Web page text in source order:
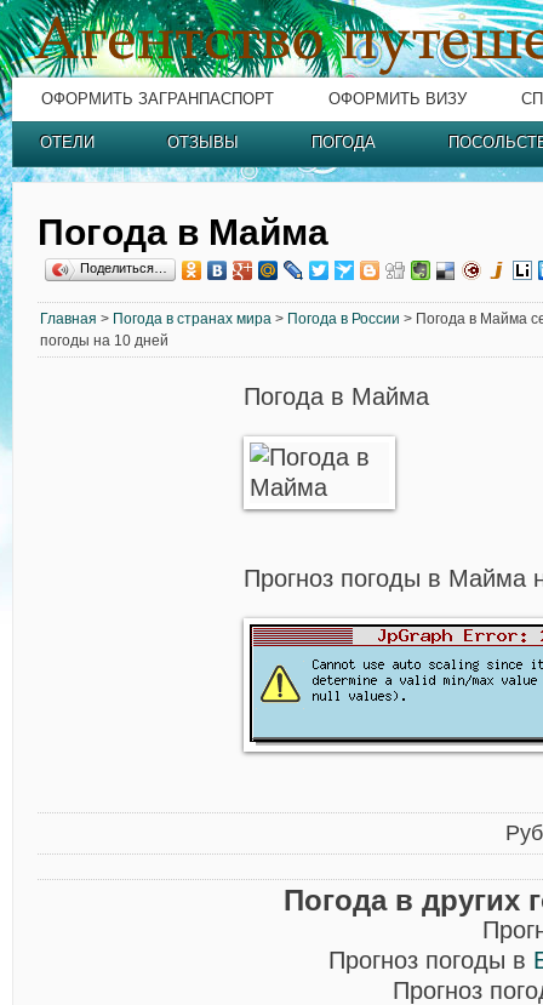
ОФОРМИТЬ ЗАГРАНПАСПОРТ ОФОРМИТЬ ВИЗУ
ОТЕЛИ ОТЗЫВЫ ПОГОДА
Погода в Майма
Поделиться…
Главная > Погода в странах мира > Погода в России > Погода в Майма
погоды на 10 дней
Погода в Майма
Прогноз погоды в Майма
Погода в других
Прогноз погоды в
Прогноз